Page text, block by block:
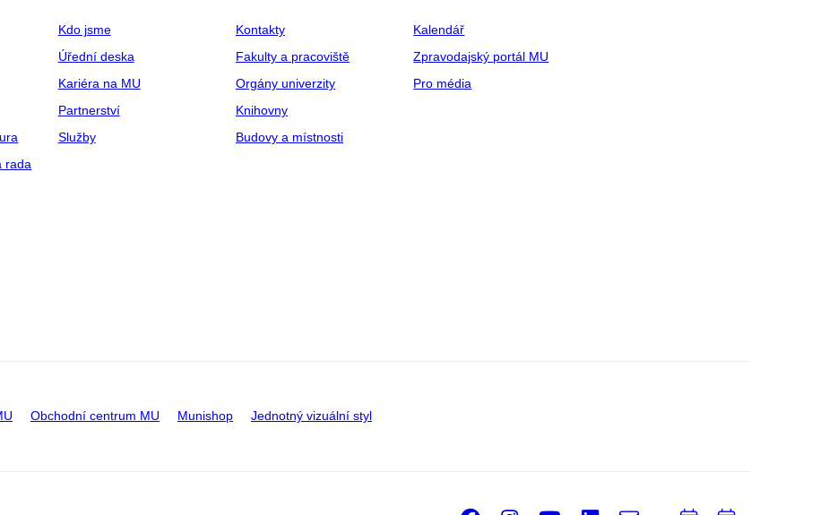
rada
Kdo jsme
Úřední deska
Kariéra na MU
Partnerství
Služby
Kontakty
Fakulty a pracoviště
Orgány univerzity
Knihovny
Budovy a místnosti
Kalendář
Zpravodajský portál MU
Pro média
Obchodní centrum MU Munishop Jednotný vizuální styl